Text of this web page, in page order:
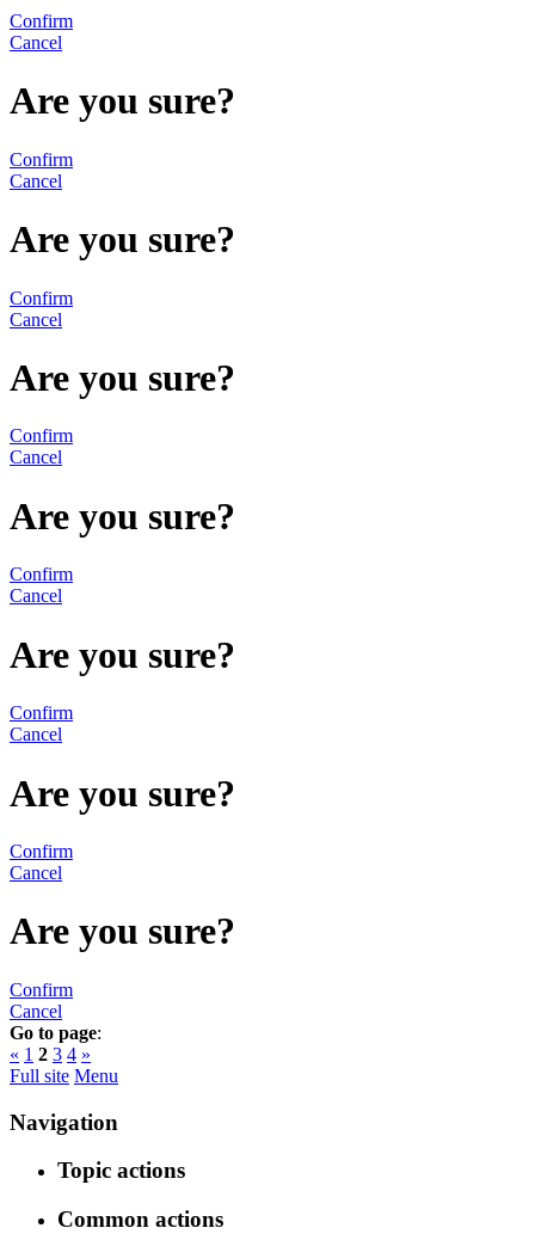
Confirm
Cancel
Are you sure?
Confirm
Cancel
Are you sure?
Confirm
Cancel
Are you sure?
Confirm
Cancel
Are you sure?
Confirm
Cancel
Are you sure?
Confirm
Cancel
Are you sure?
Confirm
Cancel
Are you sure?
Confirm
Cancel
Go to page:
« 1 2 3 4 »
Full site Menu
Navigation
Topic actions
Common actions